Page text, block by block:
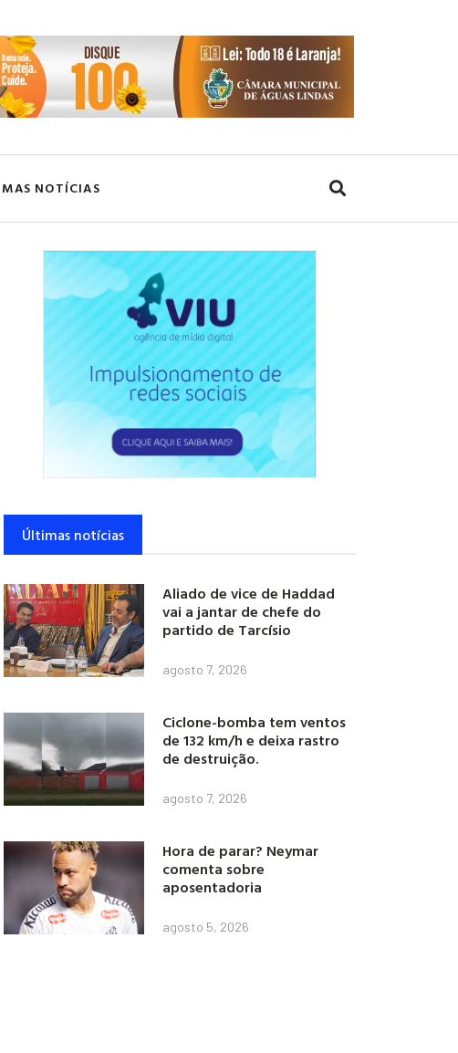
NOTÍCIAS
Últimas notícias
Aliado de vice de Haddad
vai a jantar de chefe do
partido de Tarcísio
agosto 7, 2026
Ciclone-bomba tem ventos
de 132 km/h e deixa rastro
de destruição.
agosto 7, 2026
Hora de parar? Neymar
comenta sobre
aposentadoria
agosto 5, 2026